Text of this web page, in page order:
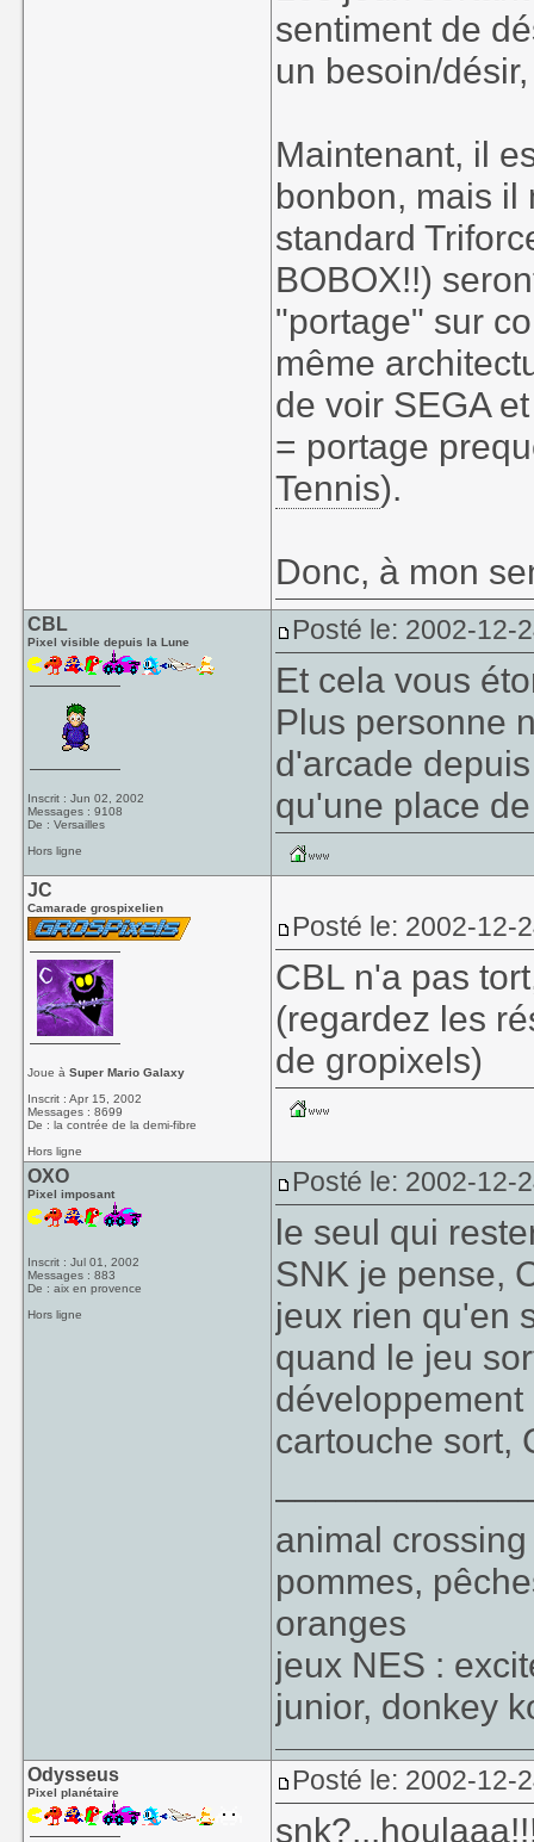
sentiment de
un besoin/
Maintenant, il
bonbon, mais il
standard
BOBOX!!)
"portage" sur
même
de voir SEGA
= portage
Tennis).
Donc, à mon
CBL
Pixel visible depuis la Lune
Inscrit : Jun 02, 2002
Messages : 9108
De : Versailles
Hors ligne
Posté le: 2002-12-
Et cela vous
Plus personne
d'arcade
qu'une place
JC
Camarade grospixelien
Joue àSuper Mario Galaxy
Inscrit : Apr 15, 2002
Messages : 8699
De : la contrée de la demi-fibre
Hors ligne
Posté le: 2002-12-
CBL n'a pas
(regardez les
de gropixels)
OXO
Pixel imposant
Inscrit : Jul 01, 2002
Messages : 883
De : aix en provence
Hors ligne
Posté le: 2002-12-
le seul qui
SNK je pense,
jeux rien qu'en
quand le jeu
cartouche sort,
animal
pommes,
oranges
jeux NES :
junior, donkey
Odysseus
Pixel planétaire Posté le: 2002-12-